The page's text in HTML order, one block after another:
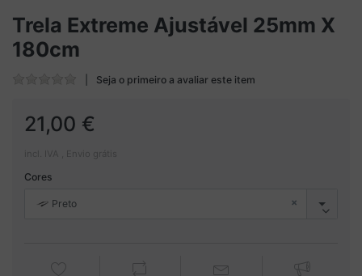
Trela Extreme Ajustável 25mm X
180cm
Seja o primeiro a avaliar este item
21,00 €
incl. IVA , Envio grátis
Cores
×
Preto